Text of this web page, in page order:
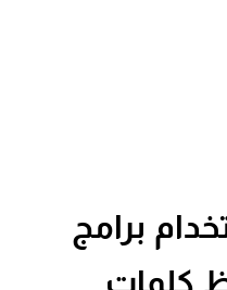
برامج
كلمات